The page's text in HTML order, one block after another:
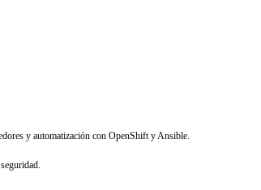
y automatización con OpenShift y Ansible.